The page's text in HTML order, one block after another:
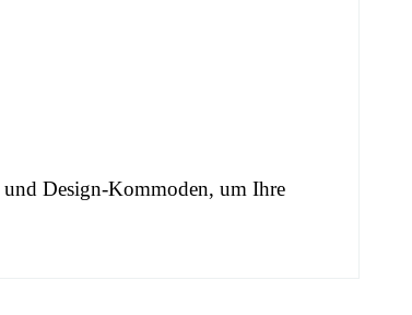
und Design-Kommoden, um Ihre